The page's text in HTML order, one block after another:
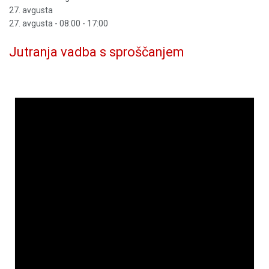
27. avgusta
27. avgusta - 08:00 - 17:00
Jutranja vadba s sproščanjem